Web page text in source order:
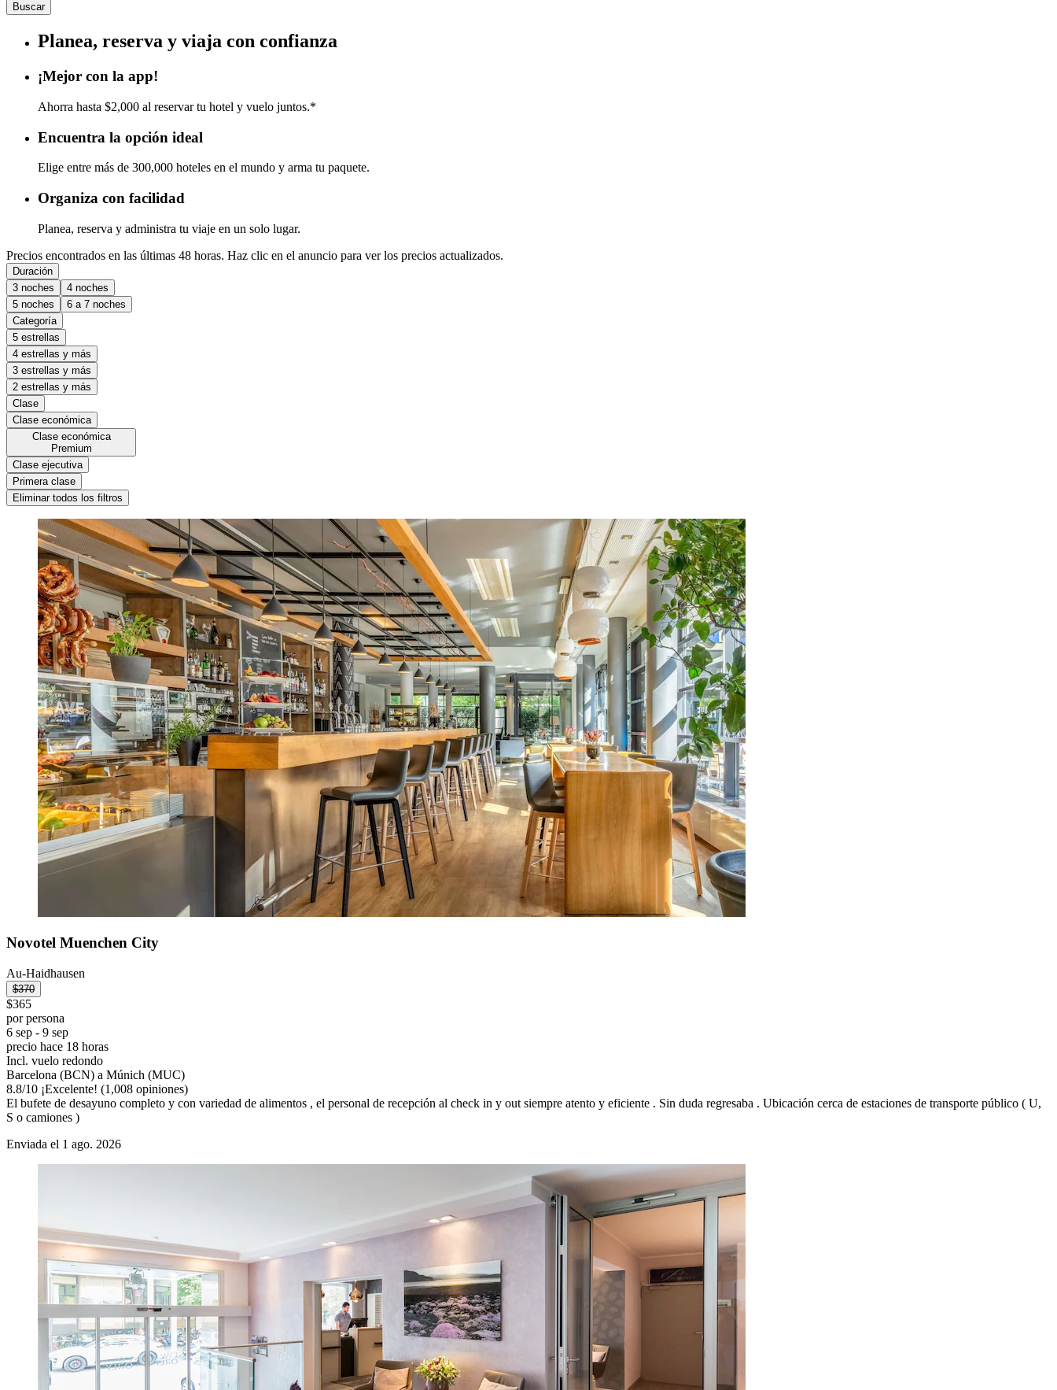
Buscar
Planea, reserva y viaja con confianza
¡Mejor con la app!
Ahorra hasta $2,000 al reservar tu hotel y vuelo juntos.*
Encuentra la opción ideal
Elige entre más de 300,000 hoteles en el mundo y arma tu paquete.
Organiza con facilidad
Planea, reserva y administra tu viaje en un solo lugar.
Precios encontrados en las últimas 48 horas. Haz clic en el anuncio para ver los precios actualizados.
Duración
3 noches
4 noches
5 noches
6 a 7 noches
Categoría
5 estrellas
4 estrellas y más
3 estrellas y más
2 estrellas y más
Clase
Clase económica
Clase económica
Premium
Clase ejecutiva
Primera clase
Eliminar todos los filtros
Novotel Muenchen City
Au-Haidhausen
$370
$365
por persona
6 sep - 9 sep
precio hace 18 horas
Incl. vuelo redondo
Barcelona (BCN) a Múnich (MUC)
8.8/10 ¡Excelente! (1,008 opiniones)
El bufete de desayuno completo y con variedad de alimentos , el personal de recepción al check in y out siempre atento y eficiente . Sin duda regresaba . Ubicación cerca de estaciones de transporte público ( U,
S o camiones )
Enviada el 1 ago. 2026